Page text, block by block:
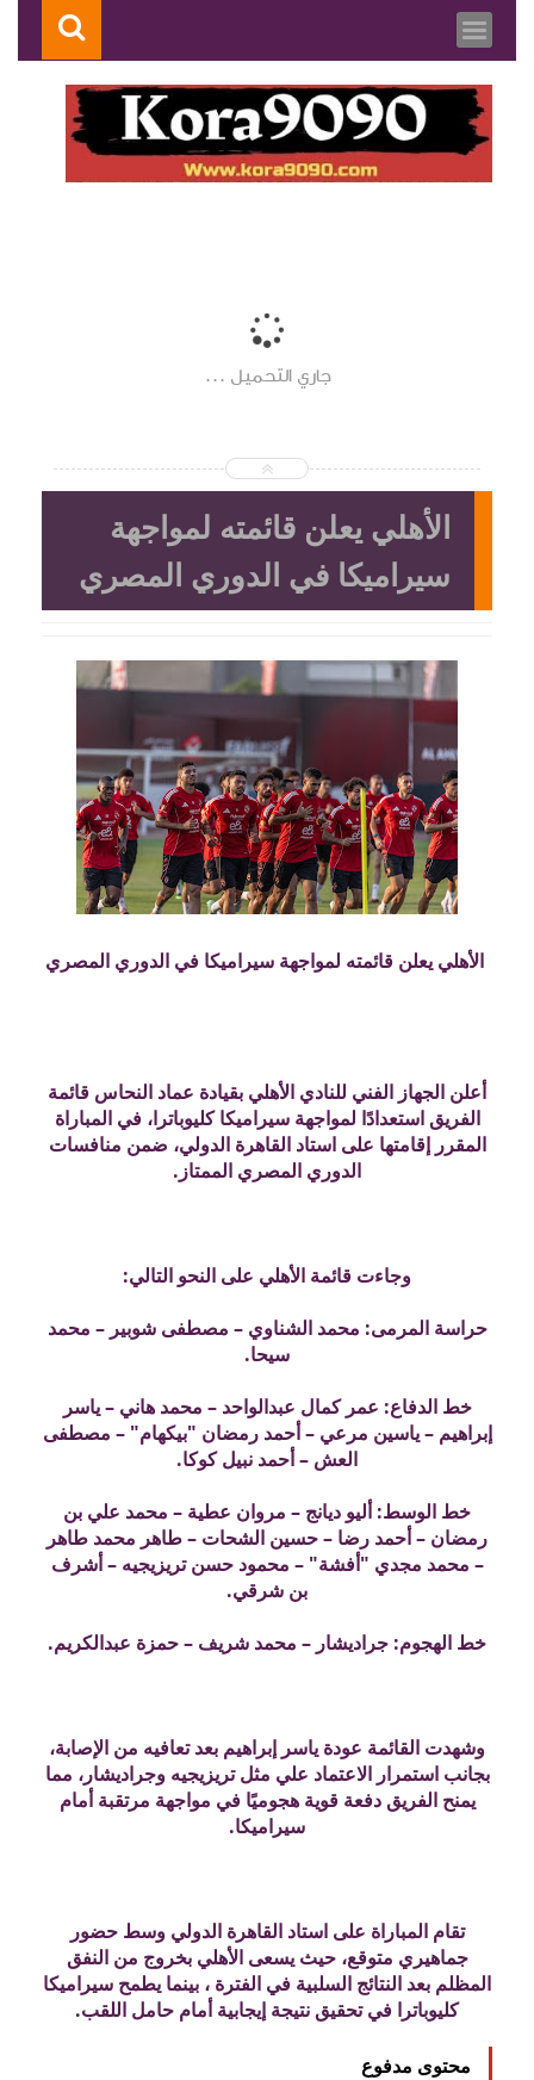
جاري التحميل ...
الأهلي يعلن قائمته لمواجهة
سيراميكا في الدوري المصري
الأهلي يعلن قائمته لمواجهة سيراميكا في الدوري المصري
أعلن الجهاز الفني للنادي الأهلي بقيادة عماد النحاس قائمة
الفريق استعدادًا لمواجهة سيراميكا كليوباترا، في المباراة
المقرر إقامتها على استاد القاهرة الدولي، ضمن منافسات
الدوري المصري الممتاز.
وجاءت قائمة الأهلي على النحو التالي:
حراسة المرمى: محمد الشناوي – مصطفى شوبير – محمد
سيحا.
خط الدفاع: عمر كمال عبدالواحد – محمد هاني – ياسر
إبراهيم – ياسين مرعي – أحمد رمضان "بيكهام" – مصطفى
العش – أحمد نبيل كوكا.
خط الوسط: أليو ديانج – مروان عطية – محمد علي بن
رمضان – أحمد رضا – حسين الشحات – طاهر محمد طاهر
– محمد مجدي "أفشة" – محمود حسن تريزيجيه – أشرف
بن شرقي.
خط الهجوم: جراديشار – محمد شريف – حمزة عبدالكريم.
وشهدت القائمة عودة ياسر إبراهيم بعد تعافيه من الإصابة،
بجانب استمرار الاعتماد علي مثل تريزيجيه وجراديشار، مما
يمنح الفريق دفعة قوية هجوميًا في مواجهة مرتقبة أمام
سيراميكا.
تقام المباراة على استاد القاهرة الدولي وسط حضور
جماهيري متوقع، حيث يسعى الأهلي بخروج من النفق
المظلم بعد النتائج السلبية في الفترة ، بينما يطمح سيراميكا
كليوباترا في تحقيق نتيجة إيجابية أمام حامل اللقب.
محتوى مدفوع